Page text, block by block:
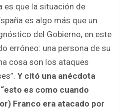
es que la situación de
es algo más que un
del Gobierno, en este
erróneo: una persona de su
cosa son los ataques
Y citó una anécdota
es como cuando
Franco era atacado por